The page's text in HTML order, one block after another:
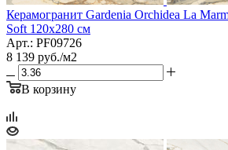
Керамогранит Gardenia Orchidea La
Soft 120x280 см
Арт.: PF09726
8 139 руб./м2
В корзину